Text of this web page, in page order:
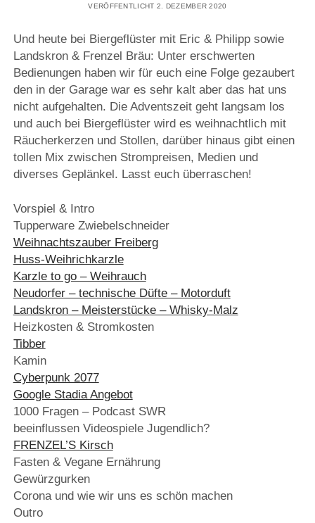
VERÖFFENTLICHT 2. DEZEMBER 2020
Und heute bei Biergeflüster mit Eric & Philipp sowie
Landskron & Frenzel Bräu: Unter erschwerten
Bedienungen haben wir für euch eine Folge gezaubert
den in der Garage war es sehr kalt aber das hat uns
nicht aufgehalten. Die Adventszeit geht langsam los
und auch bei Biergeflüster wird es weihnachtlich mit
Räucherkerzen und Stollen, darüber hinaus gibt einen
tollen Mix zwischen Strompreisen, Medien und
diverses Geplänkel. Lasst euch überraschen!
Vorspiel & Intro
Tupperware Zwiebelschneider
Weihnachtszauber Freiberg
Huss-Weihrichkarzle
Karzle to go – Weihrauch
Neudorfer – technische Düfte – Motorduft
Landskron – Meisterstücke – Whisky-Malz
Heizkosten & Stromkosten
Tibber
Kamin
Cyberpunk 2077
Google Stadia Angebot
1000 Fragen – Podcast SWR
beeinflussen Videospiele Jugendlich?
FRENZEL’S Kirsch
Fasten & Vegane Ernährung
Gewürzgurken
Corona und wie wir uns es schön machen
Outro